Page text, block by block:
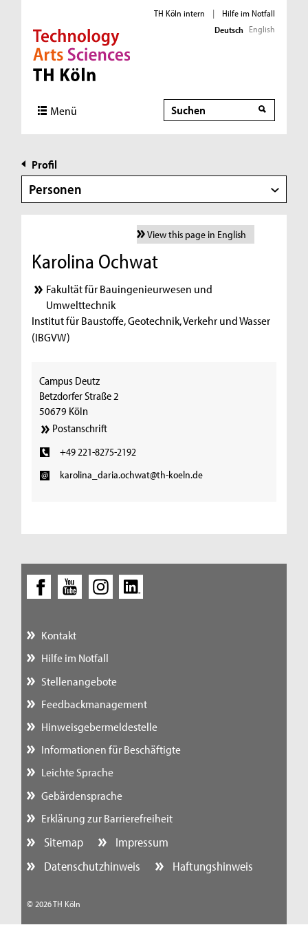
Direkt zur Hauptnavigation
Direkt zur Subnavigation
Direkt zum Inhalt
Direkt zum Fußbereich
TH Köln intern |
Hilfe im Notfall
Deutsch English
Menü Suche
Profil
Personen
View this page in English
Karolina Ochwat
Fakultät für Bauingenieurwesen und
Umwelttechnik
Institut für Baustoffe, Geotechnik, Verkehr und Wasser
(IBGVW)
Campus Deutz
Betzdorfer Straße 2
50679 Köln
Postanschrift
+49 221-8275-2192
karolina_daria.ochwat@th-koeln.de
Kontakt
Hilfe im Notfall
Stellenangebote
Feedbackmanagement
Hinweisgebermeldestelle
Informationen für Beschäftigte
Leichte Sprache
Gebärdensprache
Erklärung zur Barrierefreiheit
Sitemap
Impressum
Datenschutzhinweis
Haftungshinweis
© 2026 TH Köln